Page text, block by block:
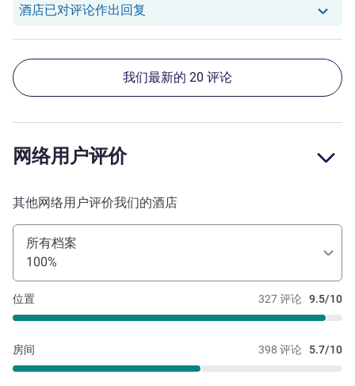
酒店已对评论作出回复 我们酒店已对 Daiwei L. 的评论作出
我们最新的 20 评论
网络用户评价
其他网络用户评价我们的酒店
所有档案
100%
327 评论 9.5/10
位置
398 评论 5.7/10
房间